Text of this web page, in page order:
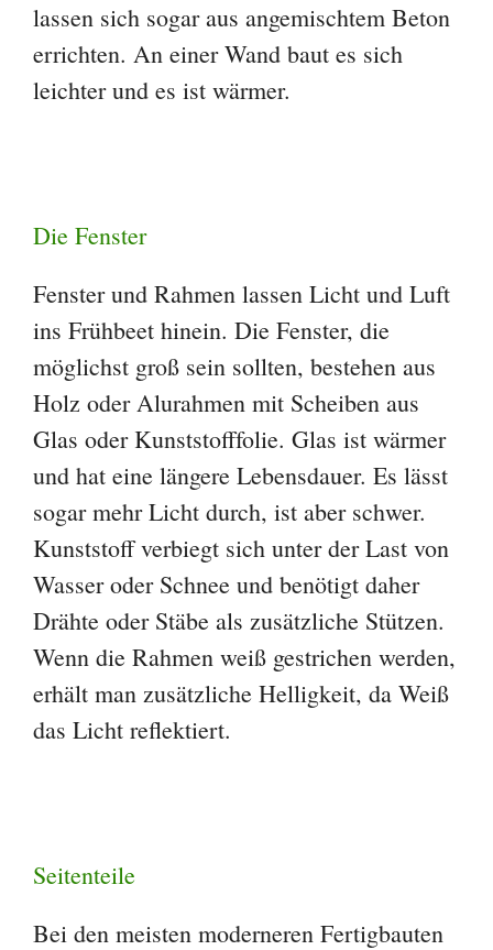
lassen sich sogar aus angemischtem Beton
errichten. An einer Wand baut es sich
leichter und es ist wärmer.
Die Fenster
Fenster und Rahmen lassen Licht und Luft
ins Frühbeet hinein. Die Fenster, die
möglichst groß sein sollten, bestehen aus
Holz oder Alurahmen mit Scheiben aus
Glas oder Kunststofffolie. Glas ist wärmer
und hat eine längere Lebensdauer. Es lässt
sogar mehr Licht durch, ist aber schwer.
Kunststoff verbiegt sich unter der Last von
Wasser oder Schnee und benötigt daher
Drähte oder Stäbe als zusätzliche Stützen.
Wenn die Rahmen weiß gestrichen werden,
erhält man zusätzliche Helligkeit, da Weiß
das Licht reflektiert.
Seitenteile
Bei den meisten moderneren Fertigbauten